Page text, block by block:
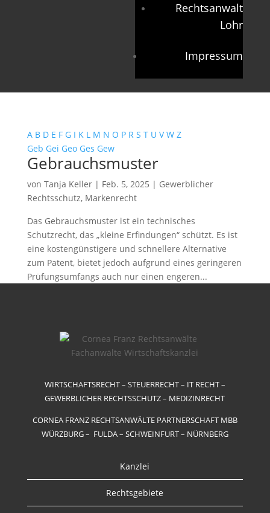
Rechtsanwalt
Lohr
Impressum
A B D E F G I K L M N O P R S T U V W Z
Geb Gei Geo Ges Gew
Gebrauchsmuster
von Tanja Keller| Feb. 5, 2025 | Gewerblicher
Rechtsschutz, Markenrecht
Das Gebrauchsmuster ist ein technisches
Schutzrecht, das „kleine Erfindungen“ schützt. Es ist
eine kostengünstigere und schnellere Alternative
zum Patent, bietet jedoch aufgrund eines geringeren
Prüfungsumfangs auch nur einen engeren...
WIRTSCHAFTSRECHT – STEUERRECHT – IT RECHT –
GEWERBLICHER RECHTSSCHUTZ – MEDIZINRECHT
CORNEA FRANZ RECHTSANWÄLTE PARTNERSCHAFT MBB
WÜRZBURG – FULDA – SCHWEINFURT – NÜRNBERG
Kanzlei
Rechtsgebiete